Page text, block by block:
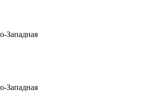
Западная
Западная